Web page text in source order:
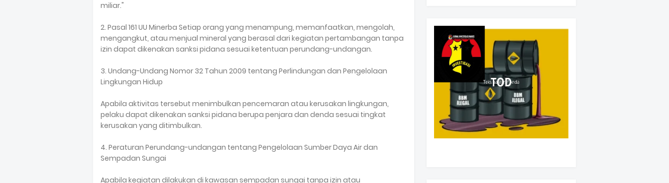
miliar."
2. Pasal 161 UU Minerba Setiap orang yang menampung, memanfaatkan, mengolah,
mengangkut, atau menjual mineral yang berasal dari kegiatan pertambangan tanpa
izin dapat dikenakan sanksi pidana sesuai ketentuan perundang-undangan.
3. Undang-Undang Nomor 32 Tahun 2009 tentang Perlindungan dan Pengelolaan
Lingkungan Hidup
Apabila aktivitas tersebut menimbulkan pencemaran atau kerusakan lingkungan,
pelaku dapat dikenakan sanksi pidana berupa penjara dan denda sesuai tingkat
kerusakan yang ditimbulkan.
4. Peraturan Perundang-undangan tentang Pengelolaan Sumber Daya Air dan
Sempadan Sungai
Apabila kegiatan dilakukan di kawasan sempadan sungai tanpa izin atau